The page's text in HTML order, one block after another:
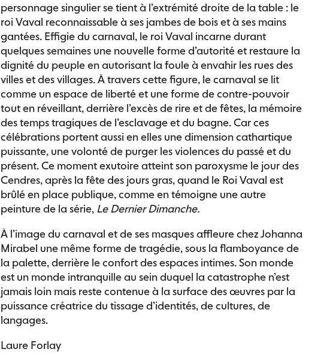
personnage singulier se tient à l’extrémité droite de la table : le
roi Vaval reconnaissable à ses jambes de bois et à ses mains
gantées. Effigie du carnaval, le roi Vaval incarne durant
quelques semaines une nouvelle forme d’autorité et restaure la
dignité du peuple en autorisant la foule à envahir les rues des
villes et des villages. À travers cette figure, le carnaval se lit
comme un espace de liberté et une forme de contre-pouvoir
tout en réveillant, derrière l’excès de rire et de fêtes, la mémoire
des temps tragiques de l’esclavage et du bagne. Car ces
célébrations portent aussi en elles une dimension cathartique
puissante, une volonté de purger les violences du passé et du
présent. Ce moment exutoire atteint son paroxysme le jour des
Cendres, après la fête des jours gras, quand le Roi Vaval est
brûlé en place publique, comme en témoigne une autre
peinture de la série, Le Dernier Dimanche.
À l’image du carnaval et de ses masques affleure chez Johanna
Mirabel une même forme de tragédie, sous la flamboyance de
la palette, derrière le confort des espaces intimes. Son monde
est un monde intranquille au sein duquel la catastrophe n’est
jamais loin mais reste contenue à la surface des œuvres par la
puissance créatrice du tissage d’identités, de cultures, de
langages.
Laure Forlay